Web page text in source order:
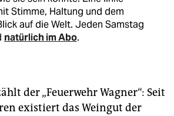
Stimme, Haltung und dem
auf die Welt. Jeden Samstag
natürlich im Abo.
der „Feuerwehr Wagner“: Seit
existiert das Weingut der